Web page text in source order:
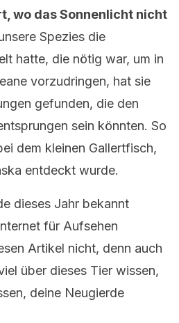
wo das Sonnenlicht nicht
Spezies die
hatte, die nötig war, um in
vorzudringen, hat sie
gefunden, die den
sein könnten. So
dem kleinen Gallertfisch,
entdeckt wurde.
dieses Jahr bekannt
für Aufsehen
Artikel nicht, denn auch
über dieses Tier wissen,
deine Neugierde